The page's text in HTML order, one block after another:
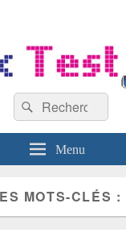
Recherche :
Rechercher
Menu
MOTS-CLÉS :